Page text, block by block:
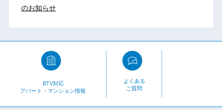
のお知らせ
BTV対応
アパート・マンション情報
よくある
ご質問